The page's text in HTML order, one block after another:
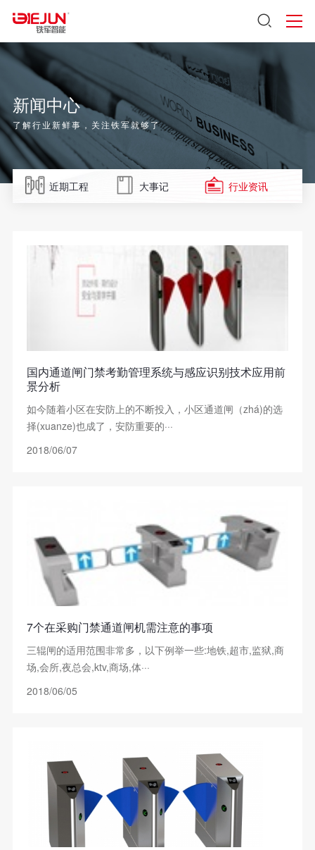
新闻中心
了解行业新鲜事，关注铁军就够了
近期工程 大事记 行业资讯
国内通道闸门禁考勤管理系统与感应识别技术应用前
景分析
如今随着小区在安防上的不断投入，小区通道闸（zhá)的选
择(xuanze)也成了，安防重要的···
2018/06/07
7个在采购门禁通道闸机需注意的事项
三辊闸的适用范围非常多，以下例举一些:地铁,超市,监狱,商
场,会所,夜总会,ktv,商场,体···
2018/06/05